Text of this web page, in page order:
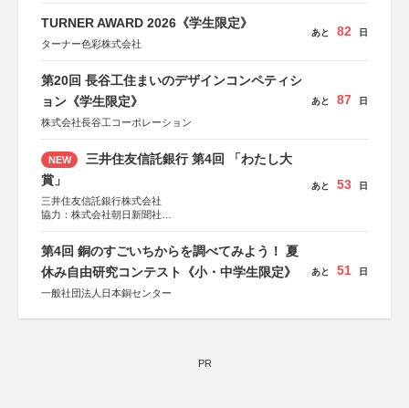
TURNER AWARD 2026《学生限定》
ターナー色彩株式会社
あと 82 日
第20回 長谷工住まいのデザインコンペティシ
ョン《学生限定》
株式会社長谷工コーポレーション
あと 87 日
NEW
三井住友信託銀行 第4回 「わたし大
賞」
三井住友信託銀行株式会社
協力：株式会社朝日新聞社
あと 53 日
第4回 銅のすごいちからを調べてみよう！ 夏
休み自由研究コンテスト《小・中学生限定》
一般社団法人日本銅センター
あと 51 日
PR